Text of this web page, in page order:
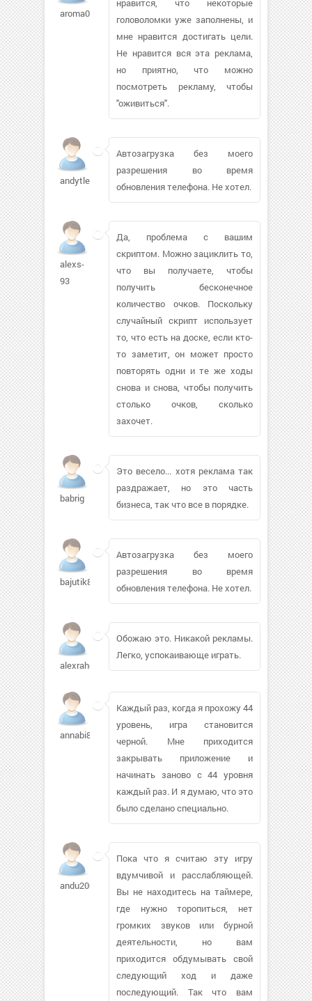
aroma001
нравится, что некоторые
головоломки уже заполнены, и
мне нравится достигать цели.
Не нравится вся эта реклама,
но приятно, что можно
посмотреть рекламу, чтобы
"оживиться".
andytlees
Автозагрузка без моего
разрешения во время
обновления телефона. Не хотел.
alexs-
93
Да, проблема с вашим
скриптом. Можно зациклить то,
что вы получаете, чтобы
получить бесконечное
количество очков. Поскольку
случайный скрипт использует
то, что есть на доске, если кто-
то заметит, он может просто
повторять одни и те же ходы
снова и снова, чтобы получить
столько очков, сколько
захочет.
babrig
Это весело... хотя реклама так
раздражает, но это часть
бизнеса, так что все в порядке.
bajutik842
Автозагрузка без моего
разрешения во время
обновления телефона. Не хотел.
alexraher
Обожаю это. Никакой рекламы.
Легко, успокаивающе играть.
annabi87
Каждый раз, когда я прохожу 44
уровень, игра становится
черной. Мне приходится
закрывать приложение и
начинать заново с 44 уровня
каждый раз. И я думаю, что это
было сделано специально.
andu2000352
Пока что я считаю эту игру
вдумчивой и расслабляющей.
Вы не находитесь на таймере,
где нужно торопиться, нет
громких звуков или бурной
деятельности, но вам
приходится обдумывать свой
следующий ход и даже
последующий. Так что вам